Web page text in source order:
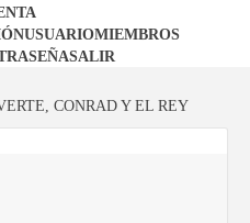
USUARIOMIEMBROS
SALIR
CONRAD Y EL REY